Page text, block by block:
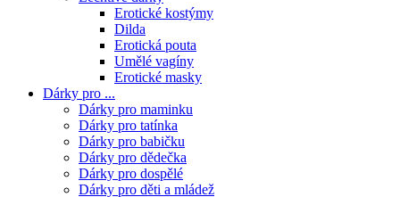
Erotické kostýmy
Dilda
Erotická pouta
Umělé vagíny
Erotické masky
Dárky pro ...
Dárky pro maminku
Dárky pro tatínka
Dárky pro babičku
Dárky pro dědečka
Dárky pro dospělé
Dárky pro děti a mládež